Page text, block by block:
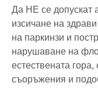
Да НЕ се допускат
изсичане на
на паркинзи и
нарушаване на
естествената
съоръжения и